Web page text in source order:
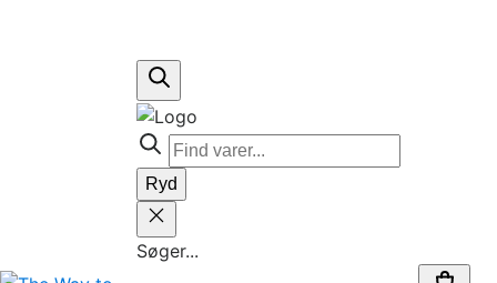
Ryd
Søger...